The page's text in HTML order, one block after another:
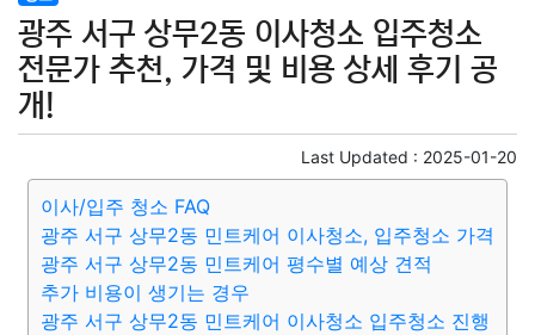
광주 서구 상무2동 이사청소 입주청소
전문가 추천, 가격 및 비용 상세 후기 공
개!
Last Updated : 2025-01-20
이사/입주 청소 FAQ
광주 서구 상무2동 민트케어 이사청소, 입주청소 가격
광주 서구 상무2동 민트케어 평수별 예상 견적
추가 비용이 생기는 경우
광주 서구 상무2동 민트케어 이사청소 입주청소 진행